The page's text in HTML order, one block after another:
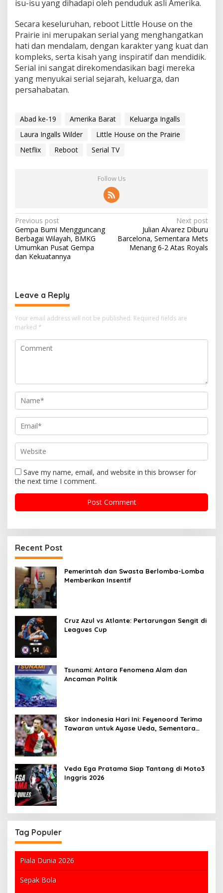
isu-isu yang dihadapi oleh penduduk asli Amerika.
Secara keseluruhan, reboot Little House on the
Prairie ini merupakan serial yang menghangatkan
hati dan mendalam, dengan karakter yang kuat dan
kompleks, serta kisah yang inspiratif dan mendidik.
Serial ini sangat direkomendasikan bagi mereka
yang menyukai serial sejarah, keluarga, dan
persahabatan.
Abad ke-19 Amerika Barat
Keluarga Ingalls
Laura Ingalls Wilder
Little House on the Prairie
Netflix
Reboot Serial TV
Follow Us
P
o
s
t
a
v
i
g
a
o
n
Previous post
Gempa Bumi Mengguncang
Berbagai Wilayah, BMKG
Umumkan Pusat Gempa
dan Kekuatannya
Next post
Julian Alvarez Diburu
Barcelona, Sementara Mets
Menang 6-2 Atas Royals
Leave a Reply
Your email address will not be published. Required fields are
marked *
Save my name, email, and website in this browser for
the next time I comment.
Recent Post
Pemerintah dan Swasta Berlomba-Lomba
Memberikan Insentif
Cruz Azul vs Atlante: Pertarungan Sengit di
Leagues Cup
Tsunami: Antara Fenomena Alam dan
Ancaman Politik
Skor Indonesia Hari Ini: Feyenoord Terima
Tawaran untuk Ayase Ueda, Sementara
Veda Ega Pratama Siap Tantang di Moto3
Inggris 2026
Tag Populer
Piala Dunia 2026
Sepak Bola